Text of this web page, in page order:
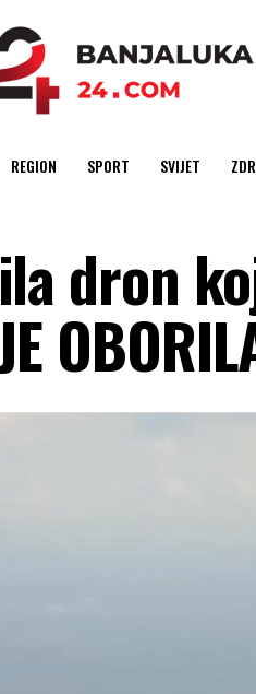
REGION SPORT SVIJET
dron